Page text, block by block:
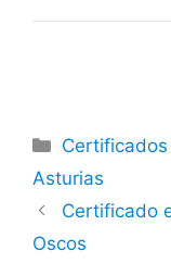
Categorías
Asturias
Certificado
Oscos